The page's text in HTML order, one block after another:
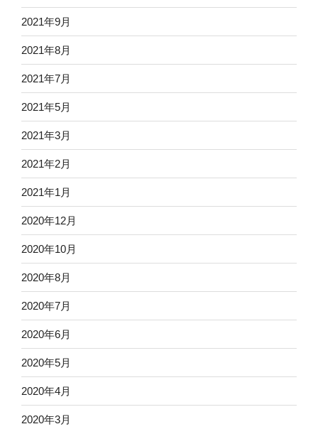
2021年9月
2021年8月
2021年7月
2021年5月
2021年3月
2021年2月
2021年1月
2020年12月
2020年10月
2020年8月
2020年7月
2020年6月
2020年5月
2020年4月
2020年3月